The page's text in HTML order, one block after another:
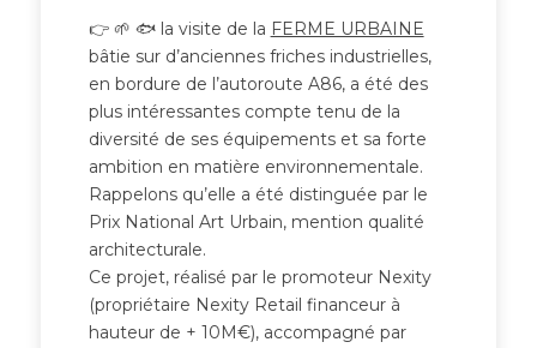
👉 🌱 🐟 la visite de la FERME URBAINE
bâtie sur d’anciennes friches industrielles,
en bordure de l’autoroute A86, a été des
plus intéressantes compte tenu de la
diversité de ses équipements et sa forte
ambition en matière environnementale.
Rappelons qu’elle a été distinguée par le
Prix National Art Urbain, mention qualité
architecturale.
Ce projet, réalisé par le promoteur Nexity
(propriétaire Nexity Retail financeur à
hauteur de + 10M€), accompagné par